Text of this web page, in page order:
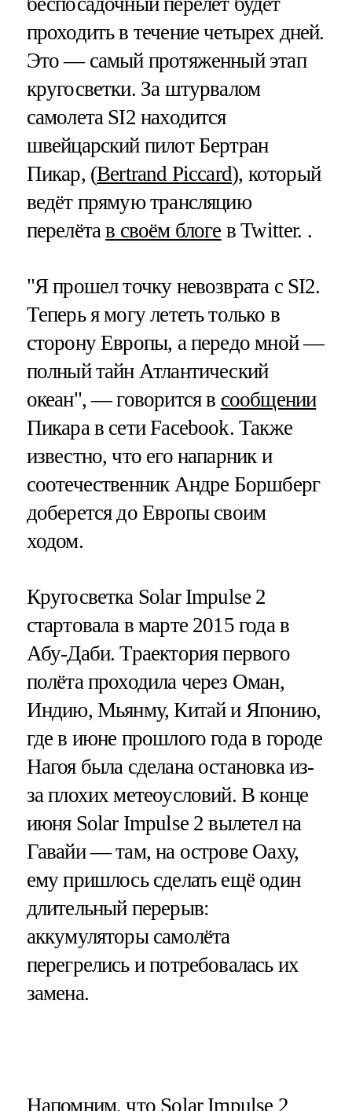
проходить в течение четырех дней.
Это — самый протяженный этап
кругосветки. За штурвалом
самолета SI2 находится
швейцарский пилот Бертран
Пикар, (Bertrand Piccard), который
ведёт прямую трансляцию
перелётав своём блоге в Twitter. .
"Я прошел точку невозврата с SI2.
Теперь я могу лететь только в
сторону Европы, а передо мной —
полный тайн Атлантический
океан", — говорится в сообщении
Пикара в сети Facebook. Также
известно, что его напарник и
соотечественник Андре Боршберг
доберется до Европы своим
ходом.
Кругосветка Solar Impulse 2
стартовала в марте 2015 года в
Абу-Даби. Траектория первого
полёта проходила через Оман,
Индию, Мьянму, Китай и Японию,
где в июне прошлого года в городе
Нагоя была сделана остановка из-
за плохих метеоусловий. В конце
июня Solar Impulse 2 вылетел на
Гавайи — там, на острове Оаху,
ему пришлось сделать ещё один
длительный перерыв:
аккумуляторы самолёта
перегрелись и потребовалась их
замена.
Напомним, что Solar Impulse 2